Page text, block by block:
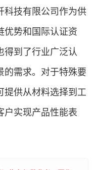
科技有限公司作为供
优势和国际认证资
得到了行业广泛认
的需求。对于特殊要
提供从材料选择到工
户实现产品性能表